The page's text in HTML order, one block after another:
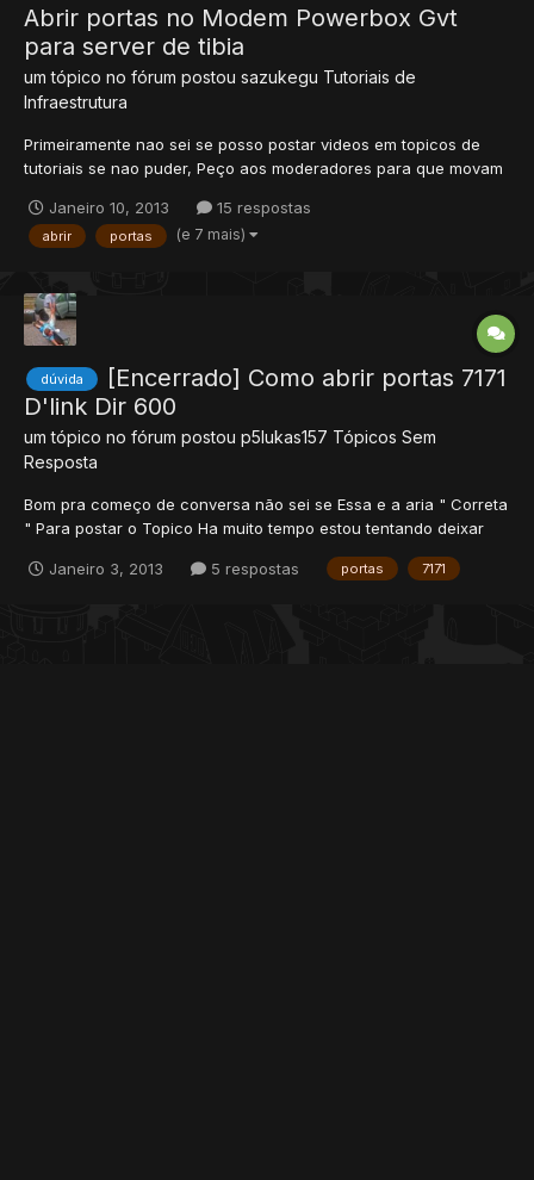
Abrir portas no Modem Powerbox Gvt
para server de tibia
um tópico no fórum postou sazukegu Tutoriais de
Infraestrutura
Primeiramente nao sei se posso postar videos em topicos de
tutoriais se nao puder, Peço aos moderadores para que movam
fato que tenho visto muitos topicos na internet perguntando
como faze-lo mais nao achei nenhum com uma bo...
Janeiro 10, 2013 15 respostas
abrir portas (e 7 mais)
dúvida
[Encerrado] Como abrir portas 7171
D'link Dir 600
um tópico no fórum postou p5lukas157 Tópicos Sem
Resposta
Bom pra começo de conversa não sei se Essa e a aria " Correta
" Para postar o Topico Ha muito tempo estou tentando deixar
Roteador d'link dir 600 Se auguem me ajudar REP+ Fico muito
Janeiro 3, 2013 5 respostas portas 7171